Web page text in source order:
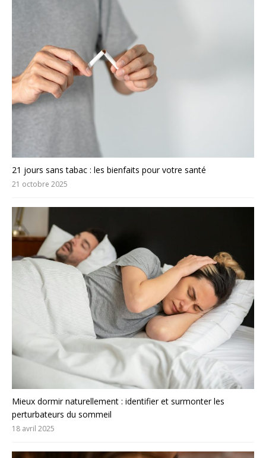
21 jours sans tabac : les bienfaits pour votre santé
21 octobre 2025
Mieux dormir naturellement : identifier et surmonter les
perturbateurs du sommeil
18 avril 2025